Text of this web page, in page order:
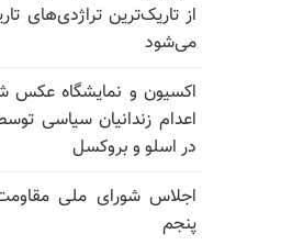
از تاریک‌ترین تراژدی‌های
می‌شود
اکسیون و نمایشگاه عکس
اعدام زندانیان سیاسی
در اسلو و بروکسل
اجلاس شورای ملی
پنجم